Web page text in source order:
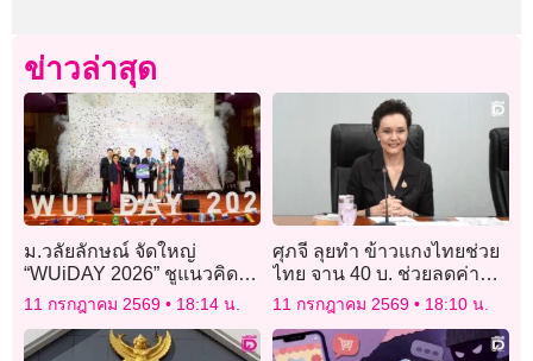
ข่าวล่าสุด
ม.วลัยลักษณ์ จัดใหญ่
“WUiDAY 2026” ชูแนวคิด
“BRIDGES” ปูทางนักศึกษา
ไทยสู่เวทีนานาชาติ
11 กรกฎาคม 2569 18:14 น.
ศุภจี ลุยทำ ข้าวแกงไทยช่วย
ไทย จาน 40 บ. ช่วยลดค่า
ครองชีพ รัฐช่วยอุดหนุน
สูงสุด 1 หมื่น
11 กรกฎาคม 2569 18:10 น.